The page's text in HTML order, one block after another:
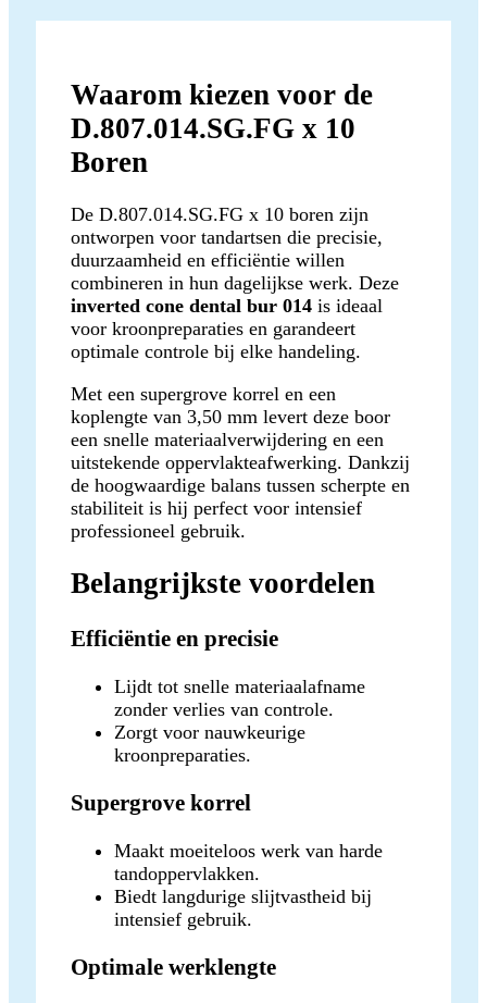
Waarom kiezen voor de
D.807.014.SG.FG x 10
Boren
De D.807.014.SG.FG x 10 boren zijn
ontworpen voor tandartsen die precisie,
duurzaamheid en efficiëntie willen
combineren in hun dagelijkse werk. Deze
inverted cone dental bur 014 is ideaal
voor kroonpreparaties en garandeert
optimale controle bij elke handeling.
Met een supergrove korrel en een
koplengte van 3,50 mm levert deze boor
een snelle materiaalverwijdering en een
uitstekende oppervlakteafwerking. Dankzij
de hoogwaardige balans tussen scherpte en
stabiliteit is hij perfect voor intensief
professioneel gebruik.
Belangrijkste voordelen
Efficiëntie en precisie
Lijdt tot snelle materiaalafname
zonder verlies van controle.
Zorgt voor nauwkeurige
kroonpreparaties.
Supergrove korrel
Maakt moeiteloos werk van harde
tandoppervlakken.
Biedt langdurige slijtvastheid bij
intensief gebruik.
Optimale werklengte